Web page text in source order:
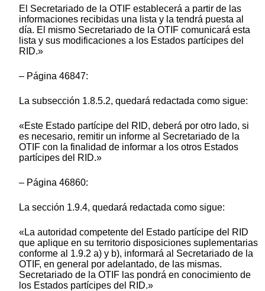
El Secretariado de la OTIF establecerá a partir de las
informaciones recibidas una lista y la tendrá puesta al
día. El mismo Secretariado de la OTIF comunicará esta
lista y sus modificaciones a los Estados partícipes del
RID.»
– Página 46847:
La subsección 1.8.5.2, quedará redactada como sigue:
«Este Estado partícipe del RID, deberá por otro lado, si
es necesario, remitir un informe al Secretariado de la
OTIF con la finalidad de informar a los otros Estados
partícipes del RID.»
– Página 46860:
La sección 1.9.4, quedará redactada como sigue:
«La autoridad competente del Estado partícipe del RID
que aplique en su territorio disposiciones suplementarias
conforme al 1.9.2 a) y b), informará al Secretariado de la
OTIF, en general por adelantado, de las mismas.
Secretariado de la OTIF las pondrá en conocimiento de
los Estados partícipes del RID.»